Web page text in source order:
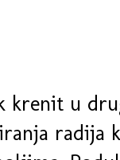
krenit u
radija